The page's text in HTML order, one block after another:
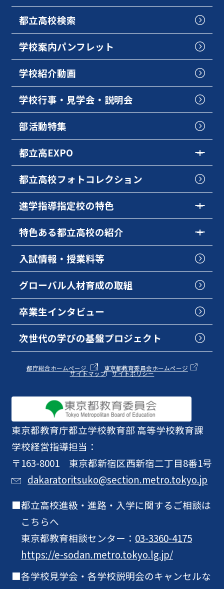
東京都教育庁都立学校教育部 高等学校教育課
学校経営指導担当：
〒163-8001 東京都新宿区西新宿二丁目8番1号
dakaratoritsuko@section.metro.tokyo.jp
都立高校進級・進路・入学に関するご相談は
こちらへ
東京都教育相談センター： 03-3360-4175
https://e-sodan.metro.tokyo.lg.jp/
各学校見学会・各学校説明会のキャンセルな
都立高校検索
学校案内パンフレット
学校紹介動画
学校行事・見学会・説明会
部活動特集
都立高EXPO
都立高校フォトコレクション
進学指導指定校の特色
特色ある都立高校の紹介
入試情報・授業料等
グローバル人材育成の取組
卒業生インタビュー
次世代の学びの基盤プロジェクト
都庁総合ホームページ 東京都教育委員会ホームページ
サイトマップ サイトポリシー